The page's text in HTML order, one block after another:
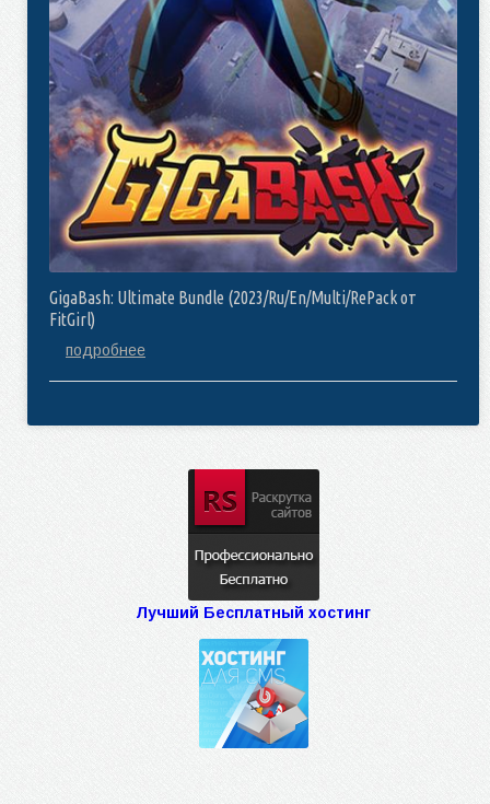
GigaBash: Ultimate Bundle (2023/Ru/En/Multi/RePack от
FitGirl)
подробнее
Лучший Бесплатный хостинг